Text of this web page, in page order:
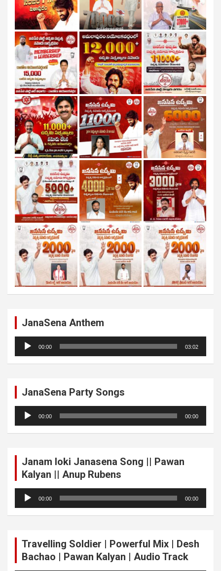
JanaSena Anthem
Audio
Player
00:00 03:02
JanaSena Party Songs
Audio
Player
00:00 00:00
Janam loki Janasena Song || Pawan
Kalyan || Anup Rubens
Audio
Player
00:00 00:00
Travelling Soldier | Powerful Mix | Desh
Bachao | Pawan Kalyan | Audio Track